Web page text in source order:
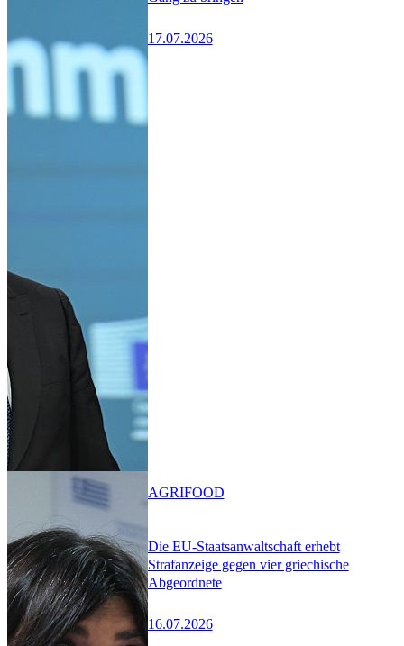
17.07.2026
Die EU-Staatsanwaltschaft erhebt
Strafanzeige gegen vier griechische
Abgeordnete
16.07.2026
AGRIFOOD